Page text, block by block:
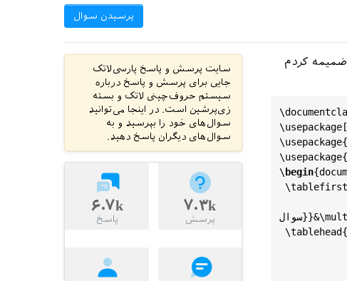
پرسیدن سوال
کردم
\
\usepackage [
\usepackage{
\usepackage{
\ begin{
\
سوال}}&\
\tablehead
سایت پرسش و پاسخ پارسی‌لاتک
جایی برای پرسش و پاسخ درباره
سیستم حروف‌چینی لاتک و بسته
زی‌پرشین است. در اینجا می‌توانید
سوال‌های خود را بپرسید و به
سوال‌های دیگران پاسخ دهید.
۷.۳k
پرسش
۶.۷k
پاسخ